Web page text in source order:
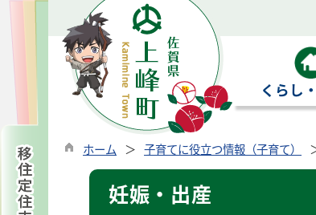
くらし
ホーム 子育てに役立つ情報（子育て）
妊娠・出産